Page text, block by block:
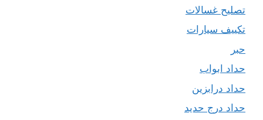
تصليح غسالات
تكييف سيارات
حبر
حداد ابواب
حداد درابزين
حداد درج حديد